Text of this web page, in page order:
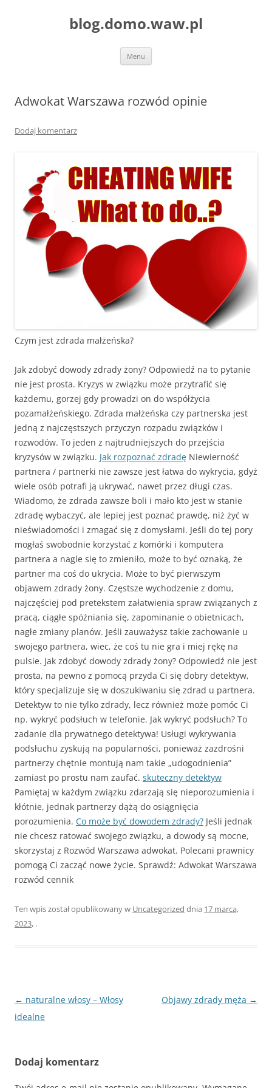
blog.domo.waw.pl
Menu
Adwokat Warszawa rozwód opinie
Dodaj komentarz
Czym jest zdrada małżeńska?
Jak zdobyć dowody zdrady żony? Odpowiedź na to pytanie
nie jest prosta. Kryzys w związku może przytrafić się
każdemu, gorzej gdy prowadzi on do współżycia
pozamałżeńskiego. Zdrada małżeńska czy partnerska jest
jedną z najczęstszych przyczyn rozpadu związków i
rozwodów. To jeden z najtrudniejszych do przejścia
kryzysów w związku. Jak rozpoznać zdradę Niewierność
partnera / partnerki nie zawsze jest łatwa do wykrycia, gdyż
wiele osób potrafi ją ukrywać, nawet przez długi czas.
Wiadomo, że zdrada zawsze boli i mało kto jest w stanie
zdradę wybaczyć, ale lepiej jest poznać prawdę, niż żyć w
nieświadomości i zmagać się z domysłami. Jeśli do tej pory
mogłaś swobodnie korzystać z komórki i komputera
partnera a nagle się to zmieniło, może to być oznaką, że
partner ma coś do ukrycia. Może to być pierwszym
objawem zdrady żony. Częstsze wychodzenie z domu,
najczęściej pod pretekstem załatwienia spraw związanych z
pracą, ciągłe spóźniania się, zapominanie o obietnicach,
nagłe zmiany planów. Jeśli zauważysz takie zachowanie u
swojego partnera, wiec, że coś tu nie gra i miej rękę na
pulsie. Jak zdobyć dowody zdrady żony? Odpowiedź nie jest
prosta, na pewno z pomocą przyda Ci się dobry detektyw,
który specjalizuje się w doszukiwaniu się zdrad u partnera.
Detektyw to nie tylko zdrady, lecz również może pomóc Ci
np. wykryć podsłuch w telefonie. Jak wykryć podsłuch? To
zadanie dla prywatnego detektywa! Usługi wykrywania
podsłuchu zyskują na popularności, ponieważ zazdrośni
partnerzy chętnie montują nam takie „udogodnienia”
zamiast po prostu nam zaufać. skuteczny detektyw
Pamiętaj w każdym związku zdarzają się nieporozumienia i
kłótnie, jednak partnerzy dążą do osiągnięcia
porozumienia. Co może być dowodem zdrady? Jeśli jednak
nie chcesz ratować swojego związku, a dowody są mocne,
skorzystaj z Rozwód Warszawa adwokat. Polecani prawnicy
pomogą Ci zacząć nowe życie. Sprawdź: Adwokat Warszawa
rozwód cennik
Ten wpis został opublikowany w Uncategorized dnia 17 marca,
2023, .
Nawigacja
wpisu
← naturalne włosy – Włosy
idealne
Objawy zdrady męża →
Dodaj komentarz